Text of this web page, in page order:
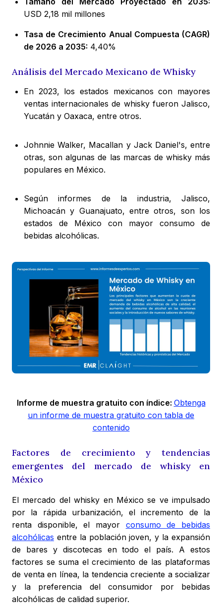
USD 2,18 mil millones
Tasa de Crecimiento Anual Compuesta (CAGR)
de 2026 a 2035: 4,40%
Análisis del Mercado Mexicano de Whisky
En 2023, los estados mexicanos con mayores
ventas internacionales de whisky fueron Jalisco,
Yucatán y Oaxaca, entre otros.
Johnnie Walker, Macallan y Jack Daniel's, entre
otras, son algunas de las marcas de whisky más
populares en México.
Según informes de la industria, Jalisco,
Michoacán y Guanajuato, entre otros, son los
estados de México con mayor consumo de
bebidas alcohólicas.
Informe de muestra gratuito con índice: Obtenga
un informe de muestra gratuito con tabla de
contenido
Factores de crecimiento y tendencias
emergentes del mercado de whisky en
México
El mercado del whisky en México se ve impulsado
por la rápida urbanización, el incremento de la
renta disponible, el mayor consumo de bebidas
alcohólicas entre la población joven, y la expansión
de bares y discotecas en todo el país. A estos
factores se suma el crecimiento de las plataformas
de venta en línea, la tendencia creciente a socializar
y la preferencia del consumidor por bebidas
alcohólicas de calidad superior.